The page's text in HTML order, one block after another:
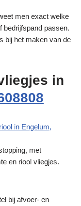
men exact welke
bedrijfspand passen.
bij het maken van de
in
met
en riool vliegjes.
bij afvoer- en